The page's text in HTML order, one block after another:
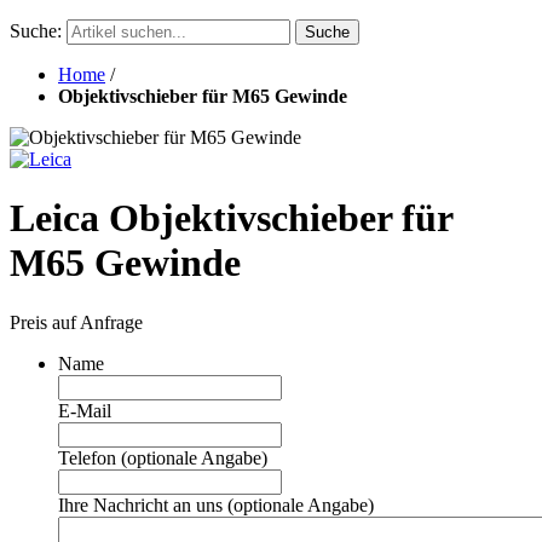
Suche: Suche
Home /
Objektivschieber für M65 Gewinde
Leica Objektivschieber für
M65 Gewinde
Preis auf Anfrage
Name
E-Mail
Telefon (optionale Angabe)
Ihre Nachricht an uns (optionale Angabe)